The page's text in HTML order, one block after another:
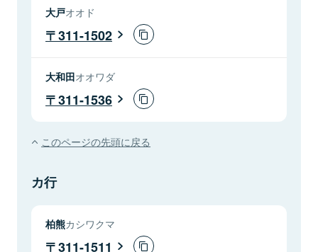
大戸オオド
311-1502
大和田オオワダ
311-1536
このページの先頭に戻る
カ行
柏熊カシワクマ
311-1511